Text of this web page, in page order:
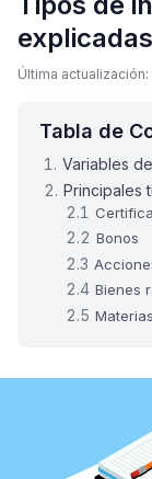
explicadas
Última
Tabla de
Variables
Principales
Bonos
Bienes